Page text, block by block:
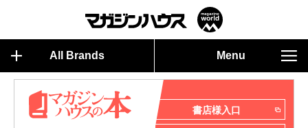
All Brands Menu
書店様入口